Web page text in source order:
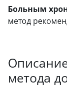
Больным
метод
метода